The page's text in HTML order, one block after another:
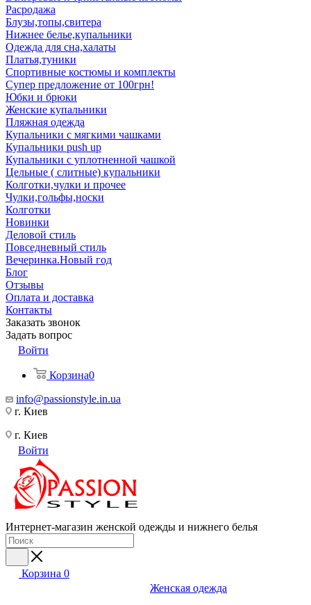
Расродажа
Блузы,топы,свитера
Нижнее белье,купальники
Одежда для сна,халаты
Платья,туники
Спортивные костюмы и комплекты
Супер предложение от 100грн!
Юбки и брюки
Женские купальники
Пляжная одежда
Купальники с мягкими чашками
Купальники push up
Купальники с уплотненной чашкой
Цельные ( слитные) купальники
Колготки,чулки и прочее
Чулки,гольфы,носки
Колготки
Новинки
Деловой стиль
Повседневный стиль
Вечеринка.Новый год
Блог
Отзывы
Оплата и доставка
Контакты
Заказать звонок
Задать вопрос
Войти
Корзина0
info@passionstyle.in.ua
г. Киев
г. Киев
Войти
Интернет-магазин женской одежды и нижнего белья
Корзина 0
Женская одежда